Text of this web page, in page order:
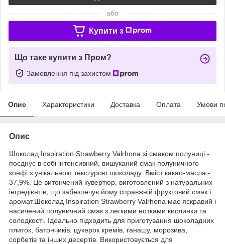
або
Купити з
Що таке купити з Пром?
Замовлення під захистом
Опис Характеристики Доставка Оплата Умови
Опис
Шоколад Inspiration Strawberry Valrhona зі смаком полуниці -
поєднує в собі інтенсивний, вишуканий смак полуничного
конфі з унікальною текстурою шоколаду. Вміст какао-масла -
37,9%. Це витончений кувертюр, виготовлений з натуральних
інгредієнтів, що забезпечує йому справжній фруктовий смак і
аромат.Шоколад Inspiration Strawberry Valrhona має яскравий і
насичений полуничний смак з легкими нотками кислинки та
солодкості. Ідеально підходить для приготування шоколадних
плиток, батончиків, цукерок кремів, ганашу, морозива,
сорбетів та інших десертів. Використовується для